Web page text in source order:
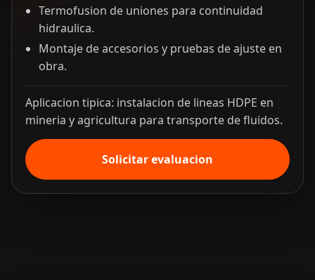
Termofusion de uniones para continuidad
hidraulica.
Montaje de accesorios y pruebas de ajuste en
obra.
Aplicacion tipica: instalacion de lineas HDPE en
mineria y agricultura para transporte de fluidos.
Solicitar evaluacion